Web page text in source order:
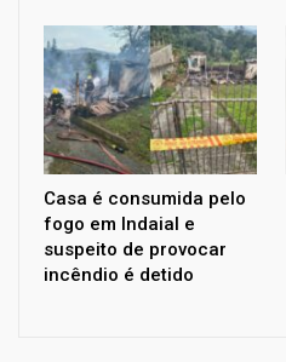
Casa é consumida pelo
fogo em Indaial e
suspeito de provocar
incêndio é detido